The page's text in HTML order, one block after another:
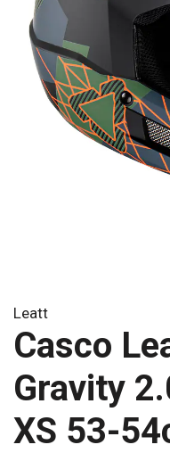
Leatt
Casco
Gravity
XS 53-